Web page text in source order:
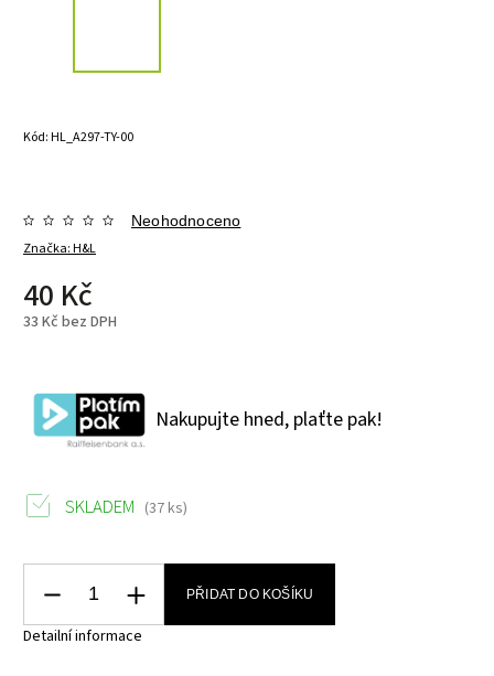
Kód:HL_A297-TY-00
Značka:H&L
Neohodnoceno
40 Kč
33 Kč bez DPH
Nakupujte hned, plaťte pak!
SKLADEM (37 ks)
PŘIDAT DO KOŠÍKU
Detailní informace